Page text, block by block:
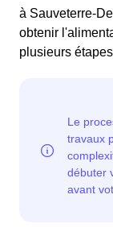
à Sauveterre-
obtenir
plusieurs